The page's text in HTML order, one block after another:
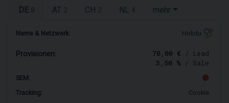
DE AT CH NL mehr
Name & Netzwerk: Holidu
Provisionen: 70,00 € / Lead
3,50 % / Sale
SEM:
Tracking:
Cookie